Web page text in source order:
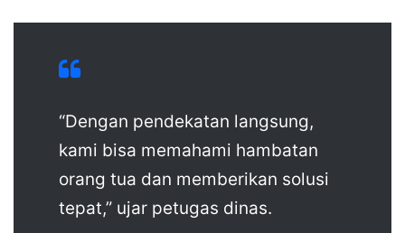
“Dengan pendekatan langsung,
kami bisa memahami hambatan
orang tua dan memberikan solusi
tepat,” ujar petugas dinas.